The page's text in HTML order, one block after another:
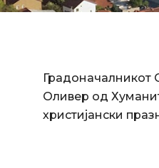
Градоначалникот
Оливер од
христијански